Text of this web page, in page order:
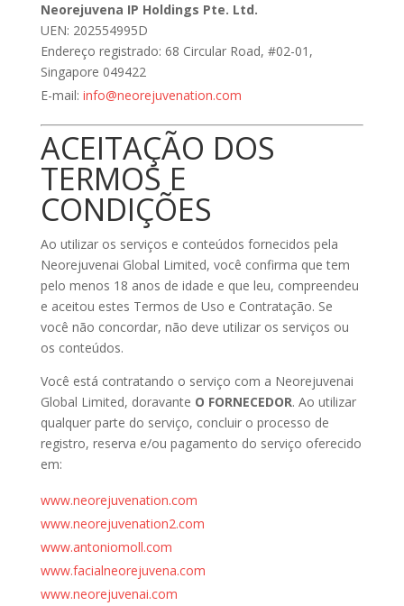
Neorejuvena IP Holdings Pte. Ltd.
UEN: 202554995D
Endereço registrado: 68 Circular Road, #02-01,
Singapore 049422
E-mail: info@neorejuvenation.com
ACEITAÇÃO DOS
TERMOS E
CONDIÇÕES
Ao utilizar os serviços e conteúdos fornecidos pela
Neorejuvenai Global Limited, você confirma que tem
pelo menos 18 anos de idade e que leu, compreendeu
e aceitou estes Termos de Uso e Contratação. Se
você não concordar, não deve utilizar os serviços ou
os conteúdos.
Você está contratando o serviço com a Neorejuvenai
Global Limited, doravante O FORNECEDOR. Ao utilizar
qualquer parte do serviço, concluir o processo de
registro, reserva e/ou pagamento do serviço oferecido
em:
www.neorejuvenation.com
www.neorejuvenation2.com
www.antoniomoll.com
www.facialneorejuvena.com
www.neorejuvenai.com